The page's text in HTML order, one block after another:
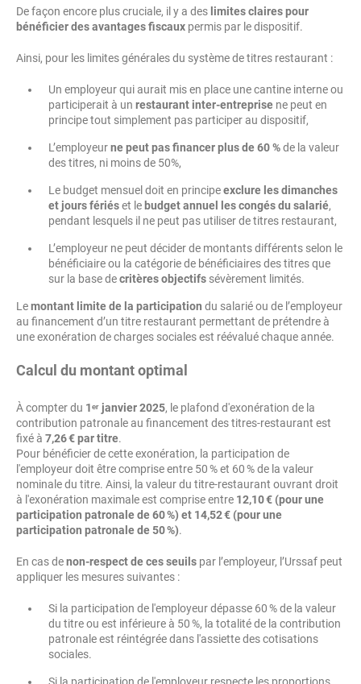
De façon encore plus cruciale, il y a des limites claires pour
bénéficier des avantages fiscaux permis par le dispositif.
Ainsi, pour les limites générales du système de titres restaurant :
Un employeur qui aurait mis en place une cantine interne ou
participerait à un restaurant inter-entreprise ne peut en
principe tout simplement pas participer au dispositif,
L’employeurne peut pas financer plus de 60 %de la valeur
des titres, ni moins de 50%,
Le budget mensuel doit en principeexclure les dimanches
et jours fériéset le budget annuel les congés du salarié,
pendant lesquels il ne peut pas utiliser de titres restaurant,
L’employeur ne peut décider de montants différents selon le
bénéficiaire ou la catégorie de bénéficiaires des titres que
sur la base decritères objectifs sévèrement limités.
Lemontant limite de la participation du salarié ou de l’employeur
au financement d’un titre restaurant permettant de prétendre à
une exonération de charges sociales est réévalué chaque année.
Calcul du montant optimal
À compter du 1ᵉʳ janvier 2025, le plafond d'exonération de la
contribution patronale au financement des titres-restaurant est
fixé à 7,26 € par titre.
Pour bénéficier de cette exonération, la participation de
l'employeur doit être comprise entre 50 % et 60 % de la valeur
nominale du titre. Ainsi, la valeur du titre-restaurant ouvrant droit
à l'exonération maximale est comprise entre 12,10 € (pour une
participation patronale de 60 %) et 14,52 € (pour une
participation patronale de 50 %).
En cas denon-respect de ces seuils par l’employeur, l’Urssaf peut
appliquer les mesures suivantes :
Si la participation de l'employeur dépasse 60 % de la valeur
du titre ou est inférieure à 50 %, la totalité de la contribution
patronale est réintégrée dans l'assiette des cotisations
sociales.
Si la participation de l'employeur respecte les proportions